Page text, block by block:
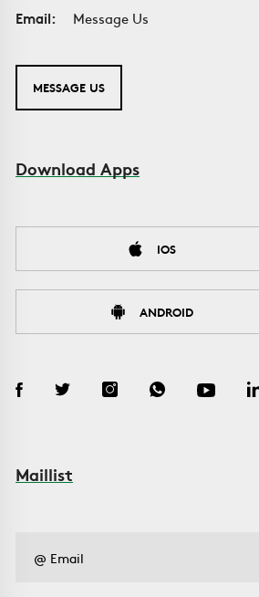
Email:
Message Us
MESSAGE US
Download Apps
IOS
ANDROID
Maillist